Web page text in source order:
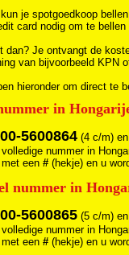
je spotgoedkoop
card nodig om te bellen
dan? Je ontvangt de
van bijvoorbeeld KPN
hieronder om direct te
in
5600864(4 c/m) en
nummer in
een #(hekje) en u
nummer in
5600865(5 c/m) en
nummer in
een #(hekje) en u